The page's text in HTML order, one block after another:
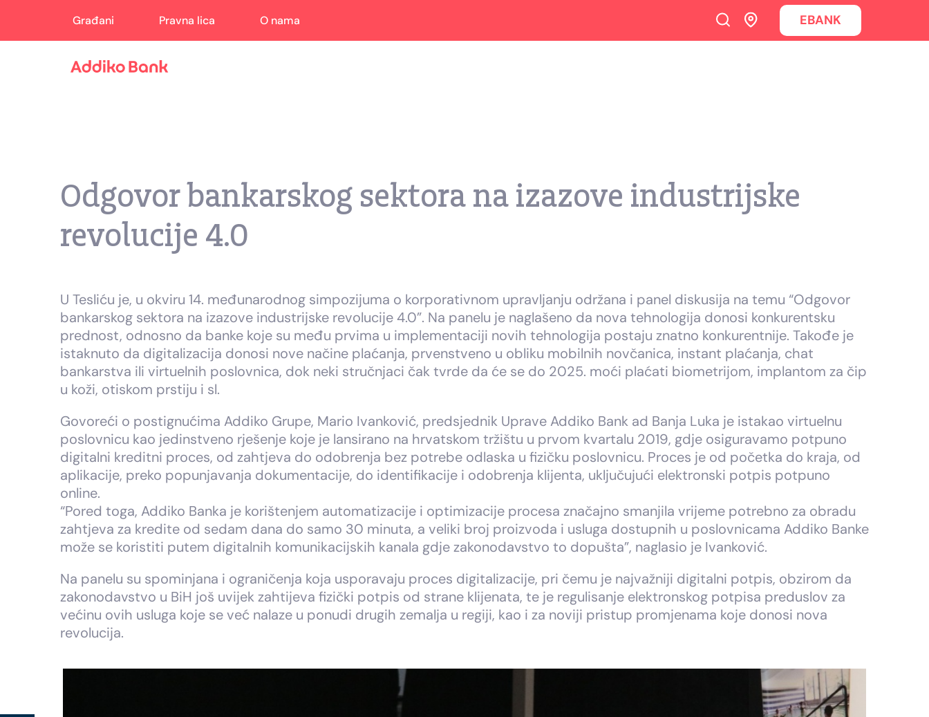
Građani Pravna lica O nama EBANK
Odgovor bankarskog sektora na izazove industrijske
revolucije 4.0
U Tesliću je, u okviru 14. međunarodnog simpozijuma o korporativnom upravljanju održana i panel diskusija na temu “Odgovor
bankarskog sektora na izazove industrijske revolucije 4.0”. Na panelu je naglašeno da nova tehnologija donosi konkurentsku
prednost, odnosno da banke koje su među prvima u implementaciji novih tehnologija postaju znatno konkurentnije. Takođe je
istaknuto da digitalizacija donosi nove načine plaćanja, prvenstveno u obliku mobilnih novčanica, instant plaćanja, chat
bankarstva ili virtuelnih poslovnica, dok neki stručnjaci čak tvrde da će se do 2025. moći plaćati biometrijom, implantom za čip
u koži, otiskom prstiju i sl.
Govoreći o postignućima Addiko Grupe, Mario Ivanković, predsjednik Uprave Addiko Bank ad Banja Luka je istakao virtuelnu
poslovnicu kao jedinstveno rješenje koje je lansirano na hrvatskom tržištu u prvom kvartalu 2019, gdje osiguravamo potpuno
digitalni kreditni proces, od zahtjeva do odobrenja bez potrebe odlaska u fizičku poslovnicu. Proces je od početka do kraja, od
aplikacije, preko popunjavanja dokumentacije, do identifikacije i odobrenja klijenta, uključujući elektronski potpis potpuno
online.
“Pored toga, Addiko Banka je korištenjem automatizacije i optimizacije procesa značajno smanjila vrijeme potrebno za obradu
zahtjeva za kredite od sedam dana do samo 30 minuta, a veliki broj proizvoda i usluga dostupnih u poslovnicama Addiko Banke
može se koristiti putem digitalnih komunikacijskih kanala gdje zakonodavstvo to dopušta”, naglasio je Ivanković.
Na panelu su spominjana i ograničenja koja usporavaju proces digitalizacije, pri čemu je najvažniji digitalni potpis, obzirom da
zakonodavstvo u BiH još uvijek zahtijeva fizički potpis od strane klijenata, te je regulisanje elektronskog potpisa preduslov za
većinu ovih usluga koje se već nalaze u ponudi drugih zemalja u regiji, kao i za noviji pristup promjenama koje donosi nova
revolucija.